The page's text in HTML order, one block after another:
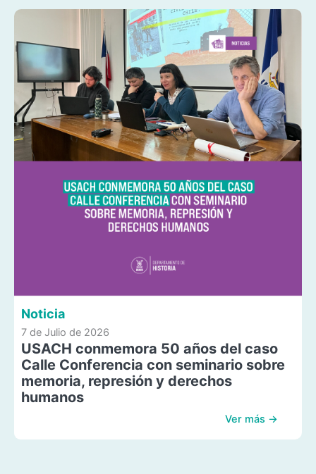
Noticia
7 de Julio de 2026
USACH conmemora 50 años del caso
Calle Conferencia con seminario sobre
memoria, represión y derechos
humanos
Ver más →